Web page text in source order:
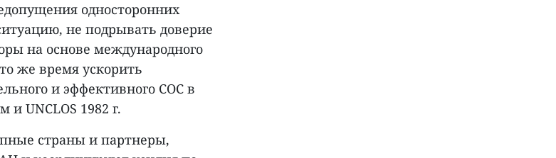
односторонних
не подрывать доверие
на основе международного
же время ускорить
и эффективного COC в
UNCLOS 1982 г.
страны и партнеры,